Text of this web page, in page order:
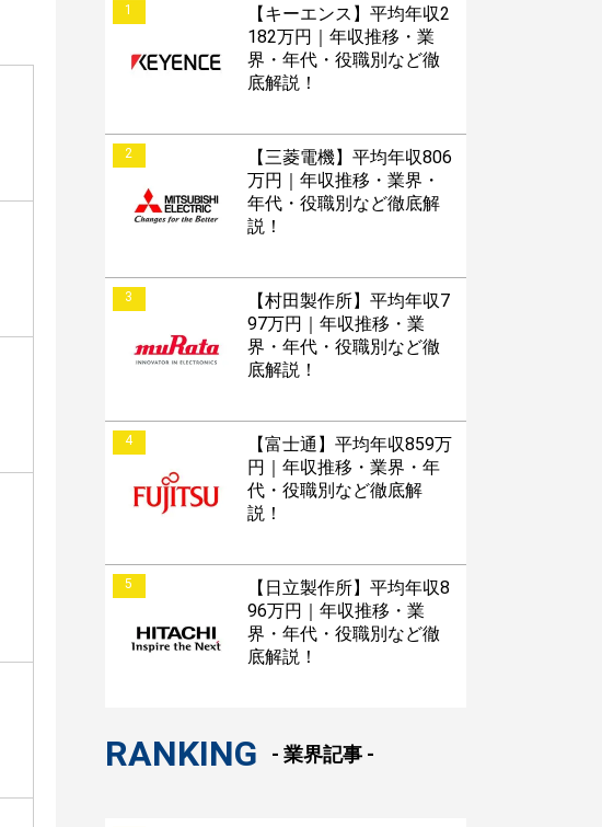
1
【キーエンス】平均年収2
182万円｜年収推移・業
界・年代・役職別など徹
底解説！
2
【三菱電機】平均年収806
万円｜年収推移・業界・
年代・役職別など徹底解
説！
3
【村田製作所】平均年収7
97万円｜年収推移・業
界・年代・役職別など徹
底解説！
4
【富士通】平均年収859万
円｜年収推移・業界・年
代・役職別など徹底解
説！
5
【日立製作所】平均年収8
96万円｜年収推移・業
界・年代・役職別など徹
底解説！
RANKING - 業界記事 -